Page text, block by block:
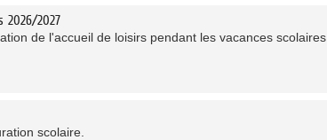
2026/2027
de l'accueil de loisirs pendant les vacances scolaires.
scolaire.